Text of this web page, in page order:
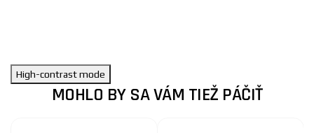
High-contrast mode
MOHLO BY SA VÁM TIEŽ PÁČIŤ